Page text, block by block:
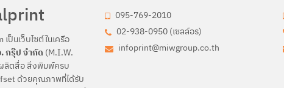
ป็นเว็บไซต์ในเครือ
กรุ๊ป จำกัด (M.I.W.
ลิตสื่อ สิ่งพิมพ์ครบ
ด้วยคุณภาพที่ได้รับ
095-769-2010
02-938-0950 (เซลล์อร)
infoprint@miwgroup.co.th